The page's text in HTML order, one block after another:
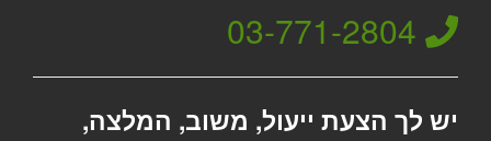
03-771-2804
יש לך הצעת ייעול, משוב, המלצה,